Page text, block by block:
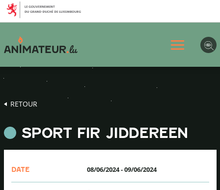
Aller
au
menu
principal
Aller
au
contenu
Aller
au
pied
page
RETOUR
SPORT FIR JIDDEREEN
DATE 08/06/2024-09/06/2024